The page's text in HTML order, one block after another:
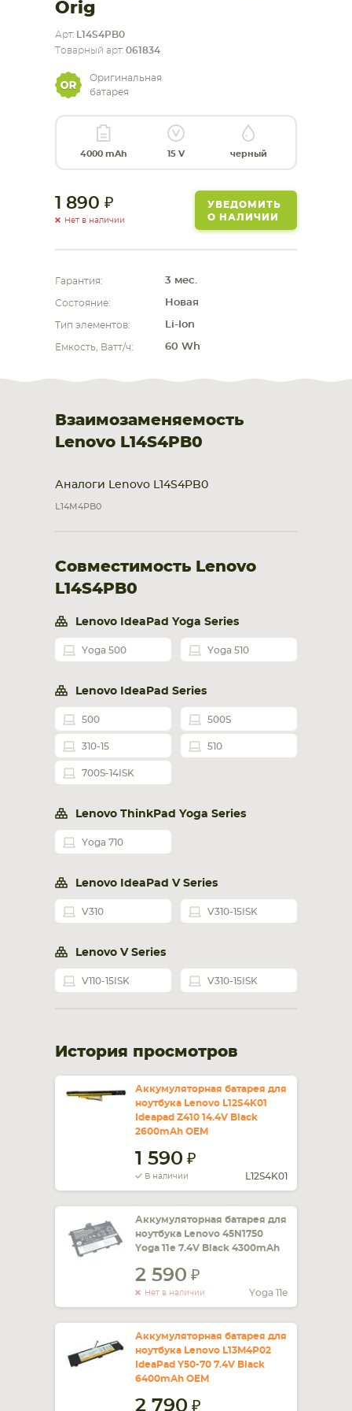
СМАРТФОНА КОМПЛЕКТУЮЩИЕ
Orig
Арт:
L14S4PB0
Товарный арт: 061834
Оригинальная
батарея
4000 mAh 15 V черный
1 890
Нет в наличии
УВЕДОМИТЬ
О НАЛИЧИИ
Гарантия: 3 мес.
Состояние: Новая
Тип элементов: Li-Ion
Емкость, Ватт/ч: 60 Wh
Взаимозаменяемость
Lenovo L14S4PB0
Аналоги Lenovo L14S4PB0
L14M4PB0
Совместимость Lenovo
L14S4PB0
Lenovo IdeaPad Yoga Series
Yoga 500 Yoga 510
Lenovo IdeaPad Series
500 500S
310-15 510
700S-14ISK
Lenovo ThinkPad Yoga Series
Yoga 710
Lenovo IdeaPad V Series
V310 V310-15ISK
Lenovo V Series
V110-15ISK V310-15ISK
История просмотров
Аккумуляторная батарея для
ноутбука Lenovo L12S4K01
Ideapad Z410 14.4V Black
2600mAh OEM
1 590
В наличии L12S4K01
Аккумуляторная батарея для
ноутбука Lenovo 45N1750
Yoga 11e 7.4V Black 4300mAh
2 590
Нет в наличии Yoga 11e
Аккумуляторная батарея для
ноутбука Lenovo L13M4P02
IdeaPad Y50-70 7.4V Black
6400mAh OEM
2 790